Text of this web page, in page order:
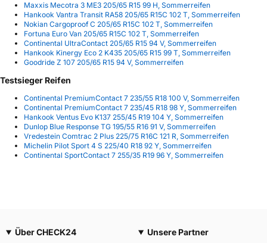
Maxxis Mecotra 3 ME3 205/65 R15 99 H, Sommerreifen
Hankook Vantra Transit RA58 205/65 R15C 102 T, Sommerreifen
Nokian Cargoproof C 205/65 R15C 102 T, Sommerreifen
Fortuna Euro Van 205/65 R15C 102 T, Sommerreifen
Continental UltraContact 205/65 R15 94 V, Sommerreifen
Hankook Kinergy Eco 2 K435 205/65 R15 99 T, Sommerreifen
Goodride Z 107 205/65 R15 94 V, Sommerreifen
Testsieger Reifen
Continental PremiumContact 7 235/55 R18 100 V, Sommerreifen
Continental PremiumContact 7 235/45 R18 98 Y, Sommerreifen
Hankook Ventus Evo K137 255/45 R19 104 Y, Sommerreifen
Dunlop Blue Response TG 195/55 R16 91 V, Sommerreifen
Vredestein Comtrac 2 Plus 225/75 R16C 121 R, Sommerreifen
Michelin Pilot Sport 4 S 225/40 R18 92 Y, Sommerreifen
Continental SportContact 7 255/35 R19 96 Y, Sommerreifen
Über CHECK24
Unsere Partner